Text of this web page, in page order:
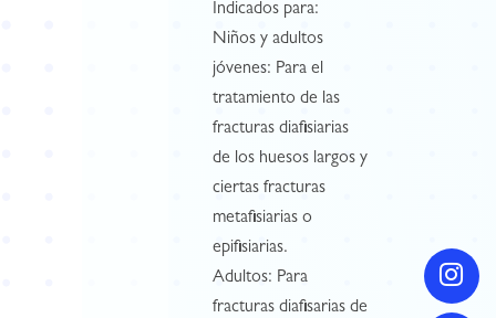
Indicados para:
Niños y adultos
jóvenes: Para el
tratamiento de las
fracturas diafisiarias
de los huesos largos y
ciertas fracturas
metafisiarias o
epifisiarias.
Adultos: Para
fracturas diafisarias de